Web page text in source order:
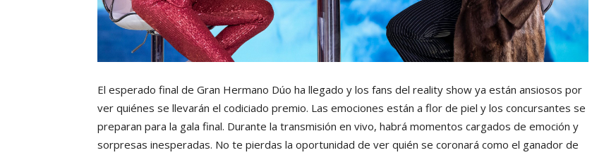
El esperado final de Gran Hermano Dúo ha llegado y los fans del reality show ya están ansiosos por
ver quiénes se llevarán el codiciado premio. Las emociones están a flor de piel y los concursantes se
preparan para la gala final. Durante la transmisión en vivo, habrá momentos cargados de emoción y
sorpresas inesperadas. No te pierdas la oportunidad de ver quién se coronará como el ganador de